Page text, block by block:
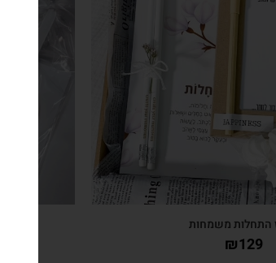
צפייה מהירה
התחלות משמחות
₪129